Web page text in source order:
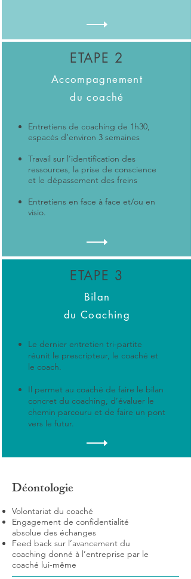
ETAPE 2
Accompagnement
du coaché
Entretiens de coaching de 1h30,
espacés d’environ 3 semaines
Travail sur l’identification des
ressources, la prise de conscience
et le dépassement des freins
Entretiens en face à face et/ou en
visio.
ETAPE 3
Bilan
du Coaching
Le dernier entretien tri-partite
réunit le prescripteur, le coaché et
le coach.
Il permet au coaché de faire le bilan
concret du coaching, d’évaluer le
chemin parcouru et de faire un pont
vers le futur.
Déontologie
Volontariat du coaché
Engagement de confidentialité
absolue des échanges
Feed back sur l’avancement du
coaching donné à l’entreprise par le
coaché lui-même